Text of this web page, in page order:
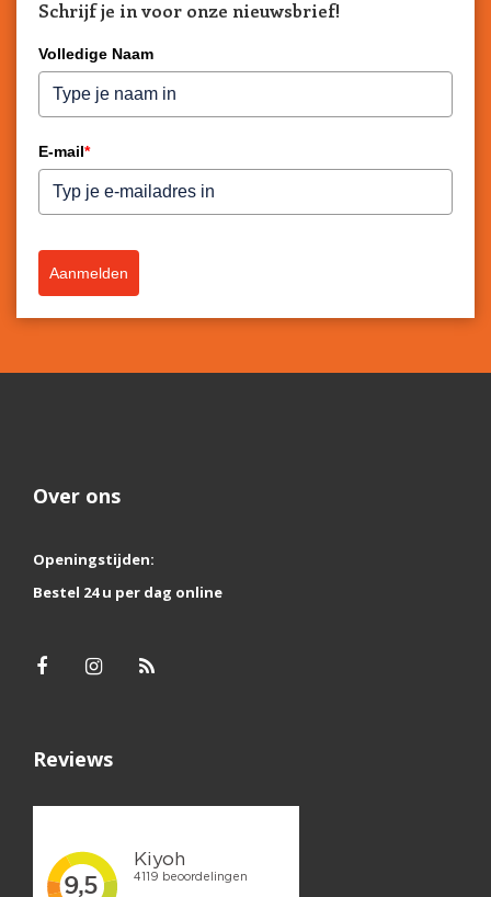
Schrijf je in voor onze nieuwsbrief!
Volledige Naam
E-mail*
Aanmelden
Over ons
Openingstijden:
Bestel 24 u per dag online
Reviews